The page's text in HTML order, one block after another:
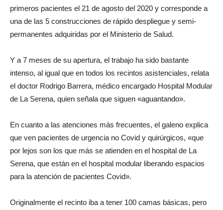
primeros pacientes el 21 de agosto del 2020 y corresponde a
una de las 5 construcciones de rápido despliegue y semi-
permanentes adquiridas por el Ministerio de Salud.
Y a 7 meses de su apertura, el trabajo ha sido bastante
intenso, al igual que en todos los recintos asistenciales, relata
el doctor Rodrigo Barrera, médico encargado Hospital Modular
de La Serena, quien señala que siguen «aguantando».
En cuanto a las atenciones más frecuentes, el galeno explica
que ven pacientes de urgencia no Covid y quirúrgicos, «que
por lejos son los que más se atienden en el hospital de La
Serena, que están en el hospital modular liberando espacios
para la atención de pacientes Covid».
Originalmente el recinto iba a tener 100 camas básicas, pero